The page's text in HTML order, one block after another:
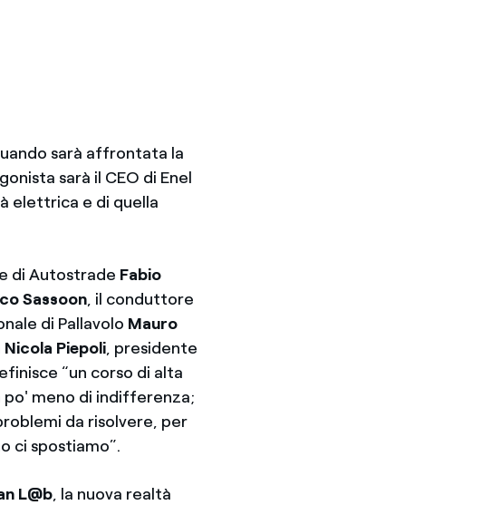
sarà affrontata la
sarà il CEO di Enel
elettrica e di quella
di Autostrade Fabio
Sassoon, il conduttore
di Pallavolo Mauro
Nicola Piepoli, presidente
“un corso di alta
po' meno di indifferenza;
da risolvere, per
ci spostiamo”.
L@b, la nuova realtà